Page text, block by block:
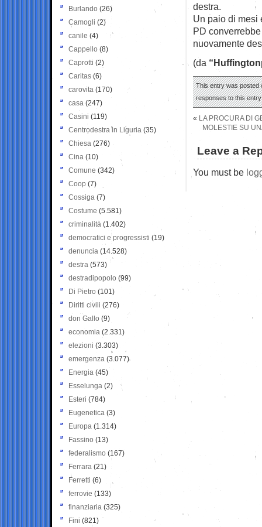
destra.
Un paio di mesi
PD
nuovamente
(da
This entry was posted
responses to this
« LA PROCURA DI
MOLESTIE SU
Leave a
You must be
Burlando (26)
Camogli (2)
canile (4)
Cappello (8)
Caprotti (2)
Caritas (6)
carovita (170)
casa (247)
Casini (119)
Centrodestra in Liguria (35)
Chiesa (276)
Cina (10)
Comune (342)
Coop (7)
Cossiga (7)
Costume (5.581)
criminalità (1.402)
democratici e progressisti (19)
denuncia (14.528)
destra (573)
destradipopolo (99)
Di Pietro (101)
Diritti civili (276)
don Gallo (9)
economia (2.331)
elezioni (3.303)
emergenza (3.077)
Energia (45)
Esselunga (2)
Esteri (784)
Eugenetica (3)
Europa (1.314)
Fassino (13)
federalismo (167)
Ferrara (21)
Ferretti (6)
ferrovie (133)
finanziaria (325)
Fini (821)